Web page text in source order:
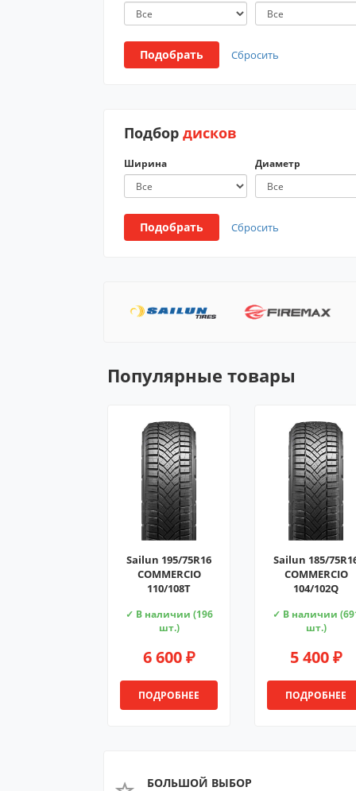
Подобрать Сбросить
Подбор дисков
Ширина Диаметр
Подобрать Сбросить
Популярные товары
Sailun 195/75R16
COMMERCIO
110/108T
✓ В наличии (196
шт.)
6 600 ₽
ПОДРОБНЕЕ
Sailun 185/
COMMERCIO
104/102Q
✓ В наличии
шт.)
5 400 ₽
ПОДРОБНЕЕ
БОЛЬШОЙ ВЫБОР